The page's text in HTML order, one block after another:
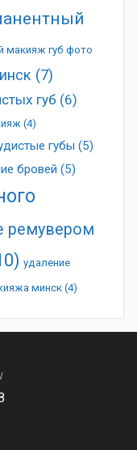
макияж губ фото
(7)
губ (6)
(4)
губы (5)
бровей (5)
ремувером
удаление
минск (4)